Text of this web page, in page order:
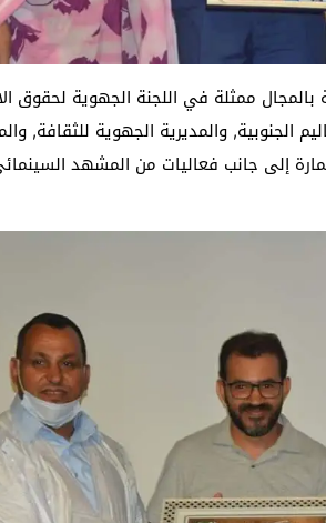
ممثلة في اللجنة الجهوية لحقوق
الجنوبية, والمديرية الجهوية للثقافة,
إلى جانب فعاليات من المشهد